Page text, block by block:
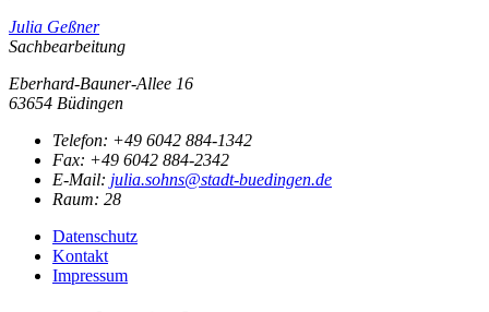
Julia Geßner
Sachbearbeitung
Eberhard-Bauner-Allee 16
63654 Büdingen
Telefon: +49 6042 884-1342
Fax: +49 6042 884-2342
E-Mail: julia.sohns@stadt-buedingen.de
Raum: 28
Datenschutz
Kontakt
Impressum